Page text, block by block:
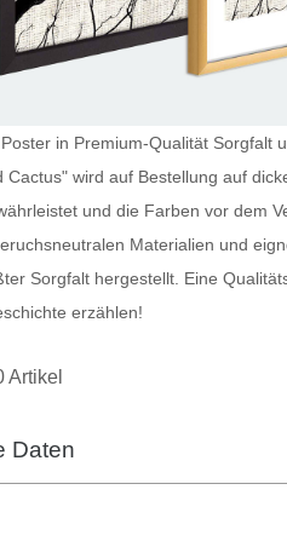
in Premium-Qualität Sorgfalt
Cactus" wird auf Bestellung auf
und die Farben vor dem
Materialien und
Sorgfalt hergestellt. Eine
erzählen!
Artikel
Daten